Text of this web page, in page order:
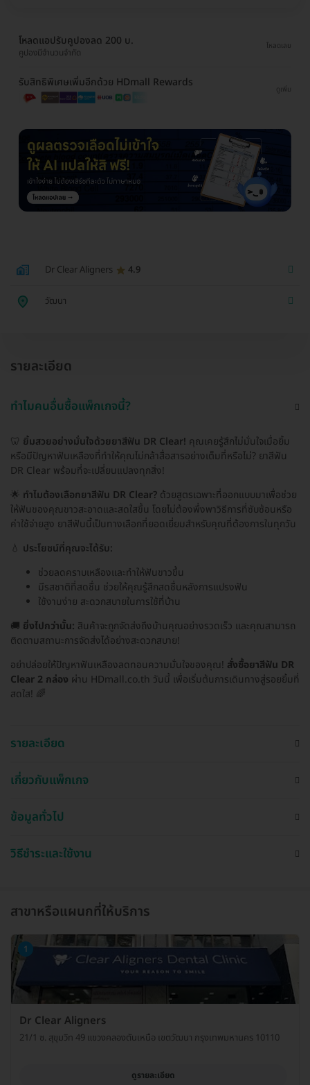
โหลดแอปรับคูปองลด 200 บ.
คูปองมีจำนวนจำกัด
โหลดเลย
รับสิทธิพิเศษเพิ่มอีกด้วย HDmall Rewards
ดูเพิ่ม
Dr Clear Aligners 4.9
วัฒนา
รายละเอียด
ทำไมคนอื่นซื้อแพ็กเกจนี้?
🦷 ยิ้มสวยอย่างมั่นใจด้วยยาสีฟัน DR Clear! คุณเคยรู้สึกไม่มั่นใจเมื่อยิ้ม
หรือมีปัญหาฟันเหลืองที่ทำให้คุณไม่กล้าสื่อสารอย่างเต็มที่หรือไม่? ยาสีฟัน
DR Clear พร้อมที่จะเปลี่ยนแปลงทุกสิ่ง!
🌟 ทำไมต้องเลือกยาสีฟัน DR Clear? ด้วยสูตรเฉพาะที่ออกแบบมาเพื่อช่วย
ให้ฟันของคุณขาวสะอาดและสดใสขึ้น โดยไม่ต้องพึ่งพาวิธีการที่ซับซ้อนหรือ
ค่าใช้จ่ายสูง ยาสีฟันนี้เป็นทางเลือกที่ยอดเยี่ยมสำหรับคุณที่ต้องการในทุกวัน
💧 ประโยชน์ที่คุณจะได้รับ:
ช่วยลดคราบเหลืองและทำให้ฟันขาวขึ้น
มีรสชาติที่สดชื่น ช่วยให้คุณรู้สึกสดชื่นหลังการแปรงฟัน
ใช้งานง่าย สะดวกสบายในการใช้ที่บ้าน
🚚 ยิ่งไปกว่านั้น: สินค้าจะถูกจัดส่งถึงบ้านคุณอย่างรวดเร็ว และคุณสามารถ
ติดตามสถานะการจัดส่งได้อย่างสะดวกสบาย!
อย่าปล่อยให้ปัญหาฟันเหลืองลดทอนความมั่นใจของคุณ! สั่งซื้อยาสีฟัน DR
Clear 2 กล่อง ผ่าน HDmall.co.th วันนี้ เพื่อเริ่มต้นการเดินทางสู่รอยยิ้มที่
สดใส! 🌈
รายละเอียด
เกี่ยวกับแพ็กเกจ
ข้อมูลทั่วไป
วิธีชำระและใช้งาน
สาขาหรือแผนกที่ให้บริการ
1
Dr Clear Aligners
21/1 ซ. สุขุมวิท 49 แขวงคลองตันเหนือ เขตวัฒนา กรุงเทพมหานคร 10110
ดูรายละเอียด